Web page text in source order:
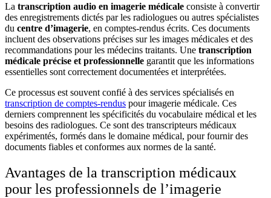
La transcription audio en imagerie médicale consiste à convertir
des enregistrements dictés par les radiologues ou autres spécialistes
du centre d’imagerie, en comptes-rendus écrits. Ces documents
incluent des observations précises sur les images médicales et des
recommandations pour les médecins traitants. Une transcription
médicale précise et professionnelle garantit que les informations
essentielles sont correctement documentées et interprétées.
Ce processus est souvent confié à des services spécialisés en
transcription de comptes-rendus pour imagerie médicale. Ces
derniers comprennent les spécificités du vocabulaire médical et les
besoins des radiologues. Ce sont des transcripteurs médicaux
expérimentés, formés dans le domaine médical, pour fournir des
documents fiables et conformes aux normes de la santé.
Avantages de la transcription médicaux
pour les professionnels de l’imagerie